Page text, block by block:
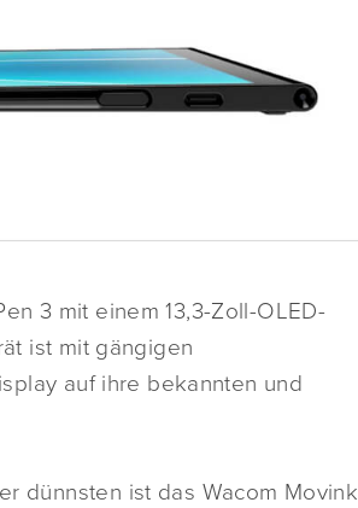
3 mit einem 13,3-Zoll-OLED-
ist mit gängigen
auf ihre bekannten und
dünnsten ist das Wacom Movink